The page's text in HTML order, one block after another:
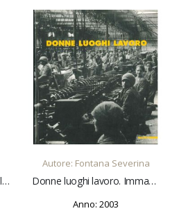
Fotografia. Rivista mensile illustrata. Anno I - N.1 settembre 1946
AGGIUNGI AL CARRELLO
Autore: Fontana Severina
Donne luoghi lavoro. Immagini del lavoro femminile a Piacenza nel Novecento
Anno: 2003